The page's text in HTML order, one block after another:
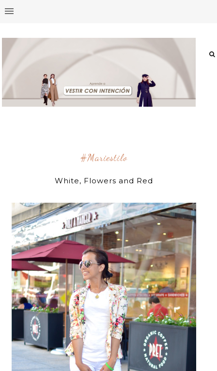
#mariestilo
White, Flowers and Red